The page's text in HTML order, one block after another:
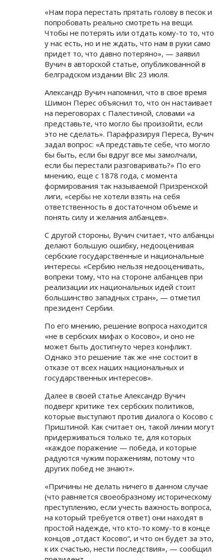
«Нам пора перестать прятать голову в песок и
попробовать реально смотреть на вещи.
Чтобы не потерять или отдать кому-то то, что
у нас есть, но и не ждать, что нам в руки само
придет то, что давно потеряно», — заявил
Вучич в авторской статье, опубликованной в
белградском издании Blic 23 июля.
Александр Вучич напомнил, что в свое время
Шимон Перес объяснил то, что он настаивает
на переговорах с Палестиной, словами «а
представьте, что могло бы произойти, если
это не сделать». Парафразируя Переса, Вучич
задал вопрос: «А представьте себе, что могло
бы быть, если бы вдруг все мы замолчали,
если бы перестали разговаривать?» По его
мнению, еще с 1878 года, с момента
формирования так называемой Призренской
лиги, «сербы не хотели взять на себя
ответственность в достаточном объеме и
понять силу и желания албанцев».
С другой стороны, Вучич считает, что албанцы
делают большую ошибку, недооценивая
сербские государственные и национальные
интересы. «Сербию нельзя недооценивать,
вопреки тому, что на стороне албанцев при
реализации их национальных идей стоит
большинство западных стран», — отметил
президент Сербии.
По его мнению, решение вопроса находится
«не в сербских мифах о Косово», и оно не
может быть достигнуто через конфликт.
Однако это решение так же «не состоит в
отказе от всех наших национальных и
государственных интересов».
Далее в своей статье Александр Вучич
подверг критике тех сербских политиков,
которые выступают против диалога о Косово с
Приштиной. Как считает он, такой линии могут
придерживаться только те, для которых
«каждое поражение — победа, и которые
радуются чужим поражениям, потому что
других побед не знают».
«Причины не делать ничего в данном случае
(что равняется своеобразному историческому
преступлению, если учесть важность вопроса,
на который требуется ответ) они находят в
простой надежде, что кто-то кому-то в конце
концов „отдаст Косово“, и что он будет за это,
к их счастью, нести последствия», — сообщил